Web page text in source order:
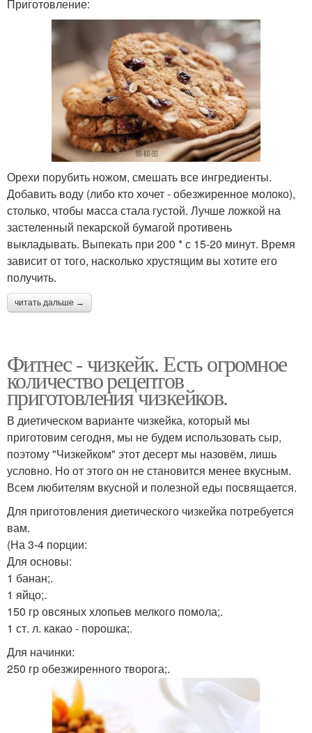
Приготовление:
Орехи порубить ножом, смешать все ингредиенты.
Добавить воду (либо кто хочет - обезжиренное молоко),
столько, чтобы масса стала густой. Лучше ложкой на
застеленный пекарской бумагой противень
выкладывать. Выпекать при 200 * с 15-20 минут. Время
зависит от того, насколько хрустящим вы хотите его
получить.
читать дальше →
Фитнес - чизкейк. Есть огромное
количество рецептов
приготовления чизкейков.
В диетическом варианте чизкейка, который мы
приготовим сегодня, мы не будем использовать сыр,
поэтому "Чизкейком" этот десерт мы назовём, лишь
условно. Но от этого он не становится менее вкусным.
Всем любителям вкусной и полезной еды посвящается.
Для приготовления диетического чизкейка потребуется
вам.
(На 3-4 порции:
Для основы:
1 банан;.
1 яйцо;.
150 гр овсяных хлопьев мелкого помола;.
1 ст. л. какао - порошка;.
Для начинки:
250 гр обезжиренного творога;.